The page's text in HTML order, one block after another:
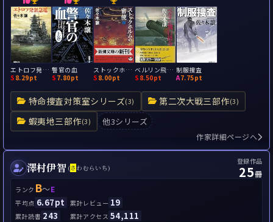
特命捜査対策室シリーズ(3) 第二次大戦三部作(3)
蝦夷地三部作(3) 他3シリーズ
エトロフ発緊急電
S 8.29pt
警官の血
S 7.80pt
ストックホルムの密使
S 8.00pt
ベルリン飛行指令
S 8.50pt
制服捜査
A7.75pt
作家詳細ページへ
澤村伊智 (さ わむらいち)
登録作品
25冊
ランク B～E
平均点 6.67pt 累計レビュー 19
累計読書 243 累計アクセス 54,111